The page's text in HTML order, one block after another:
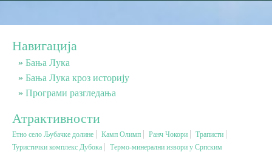
Планински туризам
Бањски туризам
Вјерски туризам
Навигација
Бања Лука
Бања Лука кроз историју
Програми разгледања
Атрактивности
Етно село Љубачке долине Камп Олимп Ранч Чокори
Траписти
Туристички комплекс Дубока
Термо-минерални извори у Српским